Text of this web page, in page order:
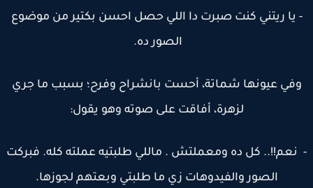
يا ريتني كنت صبرت دا اللي حصل احسن بكتير من موضوع
الصور ده.
عيونها شماتة، أحست بانشراح وفرح؛ بسبب ما جري
لزهرة، أفاقت على صوته وهو يقول:
كل ده ومعملتش . ماللي طلبتيه عملته كله. فبركت
الصور والفيدوهات زي ما طلبتي وبعتهم لجوزها.